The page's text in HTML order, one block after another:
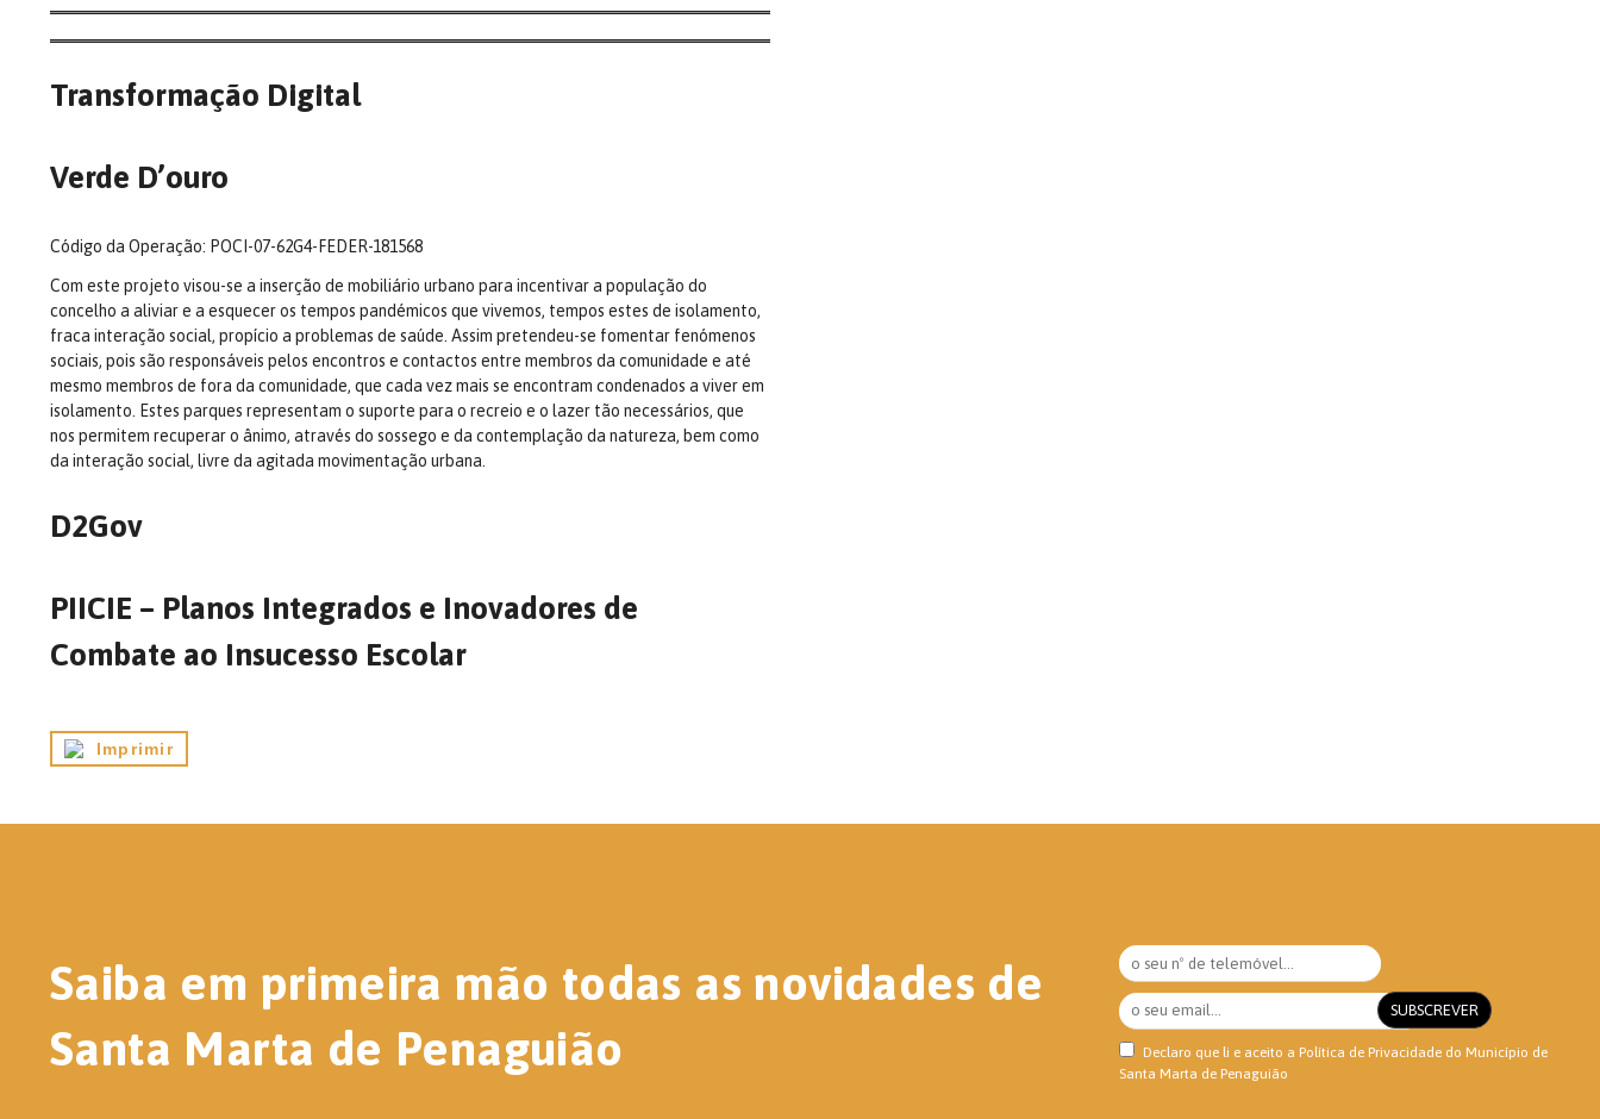
Transformação Digital
Verde D’ouro
Código da Operação: POCI-07-62G4-FEDER-181568
Com este projeto visou-se a inserção de mobiliário urbano para incentivar a população do
concelho a aliviar e a esquecer os tempos pandémicos que vivemos, tempos estes de isolamento,
fraca interação social, propício a problemas de saúde. Assim pretendeu-se fomentar fenómenos
sociais, pois são responsáveis pelos encontros e contactos entre membros da comunidade e até
mesmo membros de fora da comunidade, que cada vez mais se encontram condenados a viver em
isolamento. Estes parques representam o suporte para o recreio e o lazer tão necessários, que
nos permitem recuperar o ânimo, através do sossego e da contemplação da natureza, bem como
da interação social, livre da agitada movimentação urbana.
D2Gov
PIICIE – Planos Integrados e Inovadores de
Combate ao Insucesso Escolar
Imprimir
Saiba em primeira mão todas as novidades de
Santa Marta de Penaguião
Declaro que li e aceito a Política de Privacidadedo Município de
Santa Marta de Penaguião